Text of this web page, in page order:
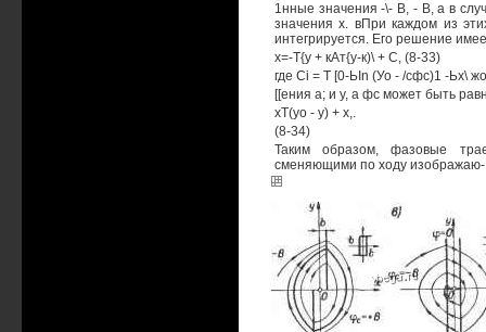
1нные значения -\- В, - В, а в
значения х. вПри каждом из
интегрируется. Его решение
х=-Т{у + кАт{у-к)\ + С, (8-33)
где Ci = T [0-ЬIn (Уо - /сфс)1 -Ьх\
[[ения а; и у, а фс может быть
хТ(уо - у) + х,.
(8-34)
Таким образом, фазовые
сменяющими по ходу изображаю-